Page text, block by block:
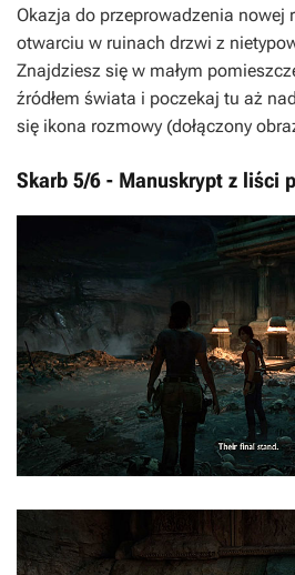
Okazja do przeprowadzenia nowej
otwarciu w ruinach drzwi z
Znajdziesz się w małym
źródłem świata i poczekaj tu aż
się ikona rozmowy (dołączony
Skarb 5/6 - Manuskrypt z liści